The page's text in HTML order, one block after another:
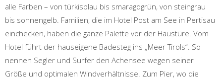
alle Farben – von türkisblau bis smaragdgrün, von steingrau
bis sonnengelb. Familien, die im Hotel Post am See in Pertisau
einchecken, haben die ganze Palette vor der Haustüre. Vom
Hotel führt der hauseigene Badesteg ins „Meer Tirols“. So
nennen Segler und Surfer den Achensee wegen seiner
Größe und optimalen Windverhältnisse. Zum Pier, wo die